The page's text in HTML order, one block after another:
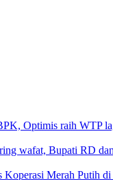
Optimis raih WTP
wafat, Bupati RD
Merah Putih